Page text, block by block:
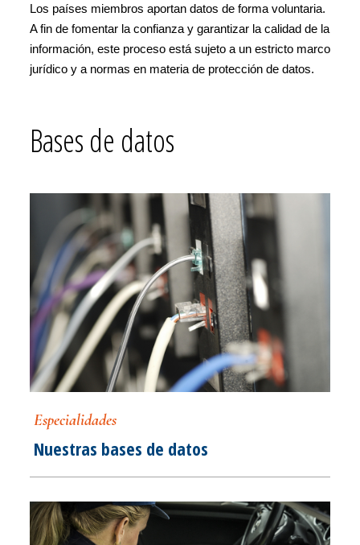
Los países miembros aportan datos de forma voluntaria.
A fin de fomentar la confianza y garantizar la calidad de la
información, este proceso está sujeto a un estricto marco
jurídico y a normas en materia de protección de datos.
Bases de datos
Especialidades
Nuestras bases de datos